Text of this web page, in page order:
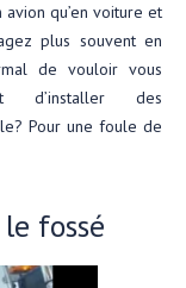
qu’en voiture et
plus souvent en
de vouloir vous
d’installer des
Pour une foule de
fossé